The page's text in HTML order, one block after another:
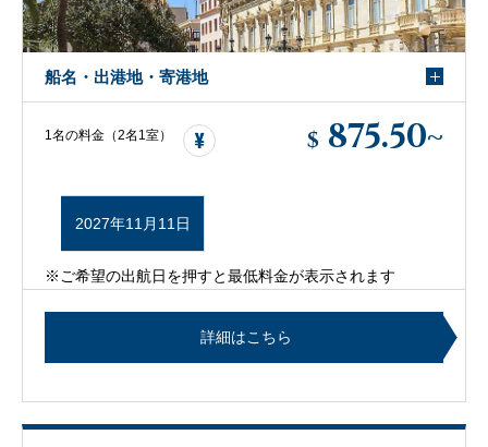
船名・出港地・寄港地
1名の料金（2名1室） $ 875.50~
2027年11月11日
※ご希望の出航日を押すと最低料金が表示されます
詳細はこちら